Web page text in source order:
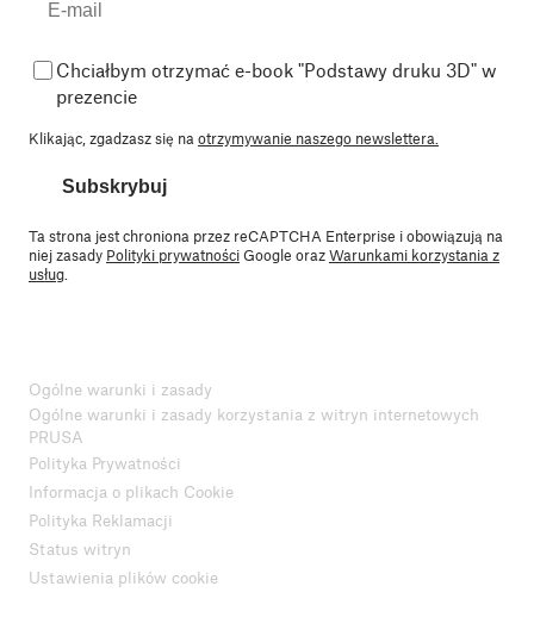
Chciałbym otrzymać e-book "Podstawy druku 3D" w
prezencie
Klikając, zgadzasz się naotrzymywanie naszego newslettera.
Subskrybuj
Ta strona jest chroniona przez reCAPTCHA Enterprise i obowiązują na
niej zasady Polityki prywatnościGoogle orazWarunkami korzystania z
usług.
Ogólne warunki i zasady
Ogólne warunki i zasady korzystania z witryn internetowych
PRUSA
Polityka Prywatności
Informacja o plikach Cookie
Polityka Reklamacji
Status witryn
Ustawienia plików cookie